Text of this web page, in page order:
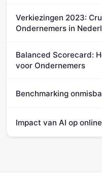
Verkiezingen 2023:
Ondernemers in
Balanced Scorecard:
voor Ondernemers
Benchmarking
Impact van AI op